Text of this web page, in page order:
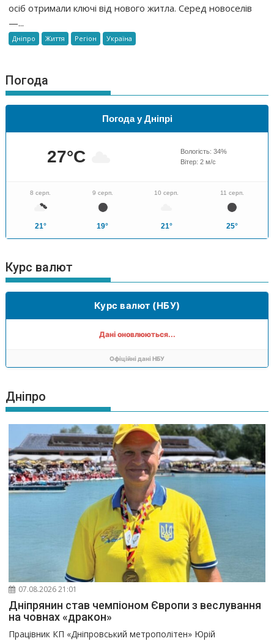
осіб отримали ключі від нового житла. Серед новоселів
—...
Дніпро Життя Регіон Україна
Погода
Погода у Дніпрі
27°C Вологість: 34%
Вітер: 2м/с
8 серп.
21°
9 серп.
19°
10 серп.
21°
11 серп.
25°
Курс валют
Курс валют (НБУ)
Дані оновлюються...
Офіційні дані НБУ
Дніпро
07.08.2026 21:01
Дніпрянин став чемпіоном Європи з веслування
на човнах «дракон»
Працівник КП «Дніпровський метрополітен» Юрій